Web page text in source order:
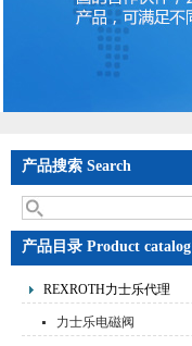
产品搜索 Search
产品目录 Product catalog
REXROTH力士乐代理
力士乐电磁阀